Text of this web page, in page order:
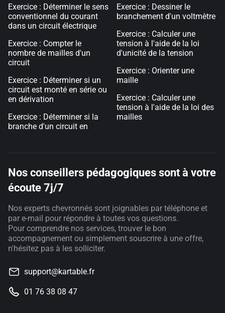
Exercice : Déterminer le sens
conventionnel du courant
dans un circuit électrique
Exercice : Compter le
nombre de mailles d'un
circuit
Exercice : Déterminer si un
circuit est monté en série ou
en dérivation
Exercice : Déterminer si la
branche d'un circuit en
Exercice : Dessiner le
branchement d'un voltmètre
Exercice : Calculer une
tension à l'aide de la loi
d'unicité de la tension
Exercice : Orienter une
maille
Exercice : Calculer une
tension à l'aide de la loi des
mailles
Nos conseillers pédagogiques sont à votre
écoute 7j/7
Nos experts chevronnés sont joignables par téléphone et
par e-mail pour répondre à toutes vos questions.
Pour comprendre nos services, trouver le bon
accompagnement ou simplement souscrire à une offre,
n'hésitez pas à les solliciter.
support@kartable.fr
01 76 38 08 47